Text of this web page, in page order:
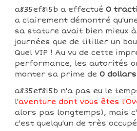
a835ef815b a effectué 0
a clairement démontré
sa stature avait bien mieux
journées que de titiller un
Quel VIP ! Au vu de cette
performance, les autorités
monter sa prime de 0 dollars
a835ef815b n'a pas eu le
l'aventure dont vous êtes
alors pas longtemps), mais
c'est quelqu'un de très